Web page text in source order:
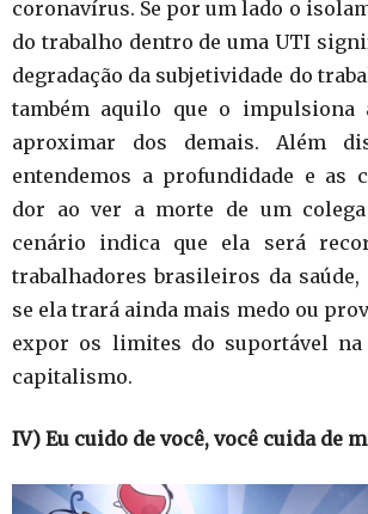
coronavírus. Se por um lado o
do trabalho dentro de uma UTI
degradação da subjetividade do
também aquilo que o impulsiona
aproximar dos demais. Além
entendemos a profundidade e as
dor ao ver a morte de um
cenário indica que ela será
trabalhadores brasileiros da
se ela trará ainda mais medo ou
expor os limites do suportável
capitalismo.
IV) Eu cuido de você, você cuida de